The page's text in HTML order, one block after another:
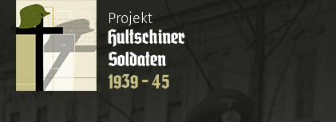
Projekt
Hultschiner
Soldaten
1939 - 45